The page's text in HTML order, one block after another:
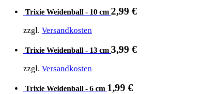
Trixie Weidenball - 10 cm 2,99 €
zzgl. Versandkosten
Trixie Weidenball - 13 cm 3,99 €
zzgl. Versandkosten
Trixie Weidenball - 6 cm 1,99 €